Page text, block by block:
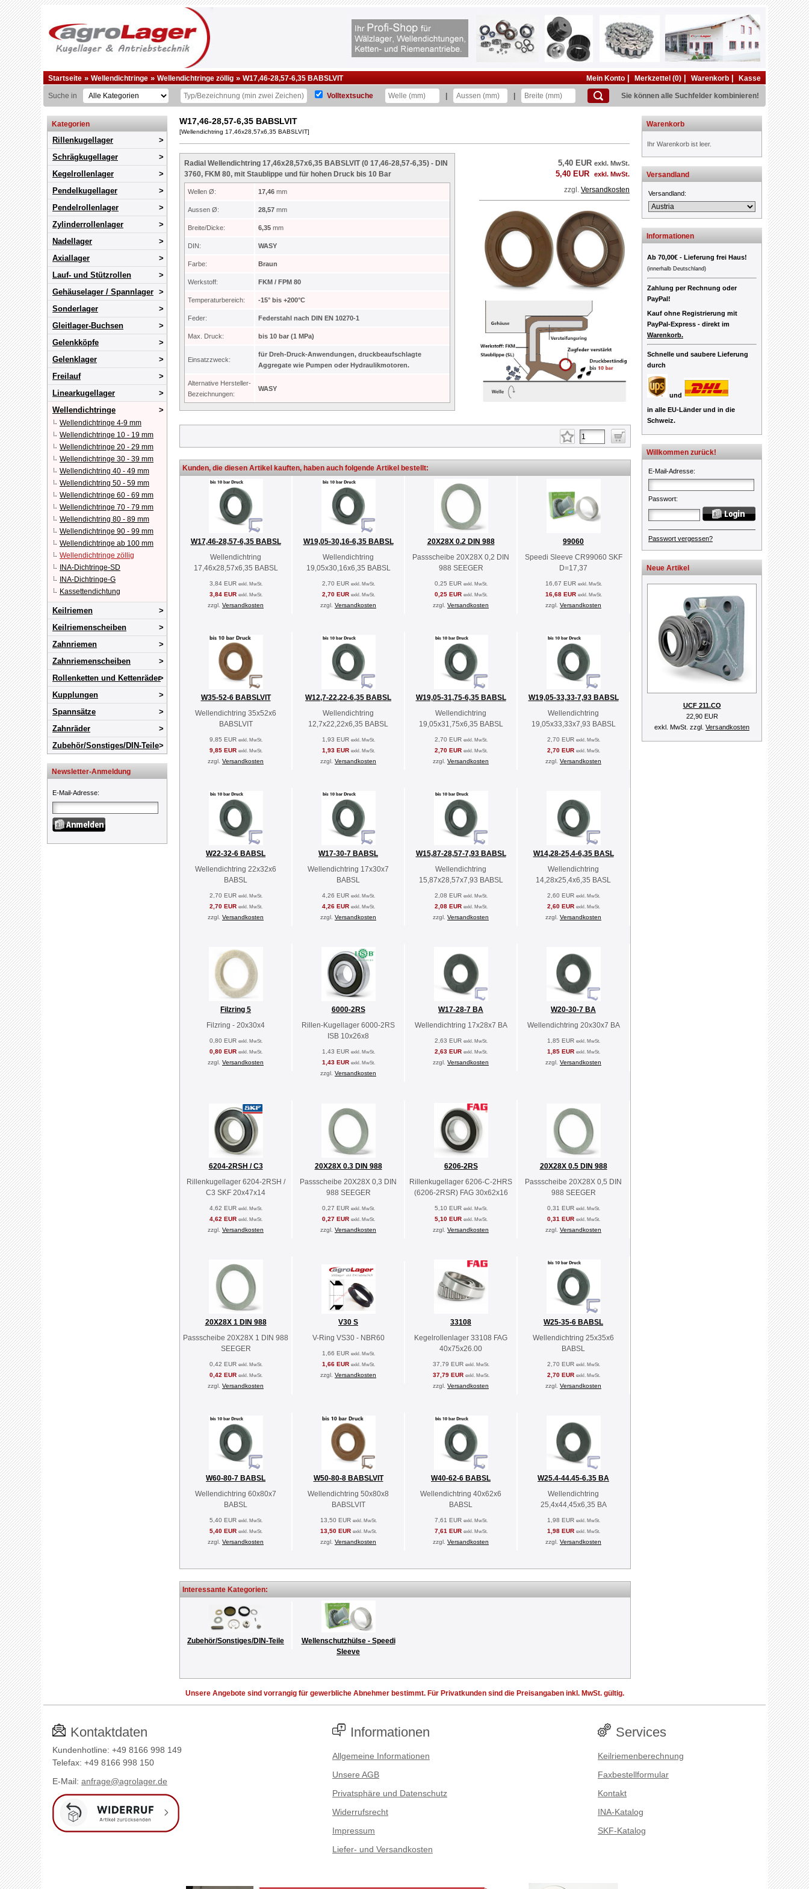
Startseite » Wellendichtringe » Wellendichtringe zöllig » W17,46-28,57-6,35 BABSLVIT Mein Konto Merkzettel (0) Warenkorb Kasse
Suche in Volltextsuche Sie können alle Suchfelder kombinieren!
Kategorien
Rillenkugellager
Schrägkugellager
Kegelrollenlager
Pendelkugellager
Pendelrollenlager
Zylinderrollenlager
Nadellager
Axiallager
Lauf- und Stützrollen
Gehäuselager / Spannlager
Sonderlager
Gleitlager-Buchsen
Gelenkköpfe
Gelenklager
Freilauf
Linearkugellager
Wellendichtringe
Wellendichtringe 4-9 mm
Wellendichtringe 10 - 19 mm
Wellendichtringe 20 - 29 mm
Wellendichtringe 30 - 39 mm
Wellendichtring 40 - 49 mm
Wellendichtring 50 - 59 mm
Wellendichtringe 60 - 69 mm
Wellendichtringe 70 - 79 mm
Wellendichtring 80 - 89 mm
Wellendichtringe 90 - 99 mm
Wellendichtringe ab 100 mm
Wellendichtringe zöllig
INA-Dichtringe-SD
INA-Dichtringe-G
Kassettendichtung
Keilriemen
Keilriemenscheiben
Zahnriemen
Zahnriemenscheiben
Rollenketten und Kettenräder
Kupplungen
Spannsätze
Zahnräder
Zubehör/Sonstiges/DIN-Teile
Newsletter-Anmeldung
E-Mail-Adresse:
W17,46-28,57-6,35 BABSLVIT
[Wellendichtring 17,46x28,57x6,35 BABSLVIT]
Radial Wellendichtring 17,46x28,57x6,35 BABSLVIT (0 17,46-28,57-6,35) - DIN
3760, FKM 80, mit Staublippe und für hohen Druck bis 10 Bar
Wellen Ø: 17,46 mm
Aussen Ø: 28,57 mm
Breite/Dicke: 6,35 mm
DIN: WASY
Farbe: Braun
Werkstoff: FKM / FPM 80
Temperaturbereich: -15° bis +200°C
Feder: Federstahl nach DIN EN 10270-1
Max. Druck: bis 10 bar (1 MPa)
Einsatzzweck:
für Dreh-Druck-Anwendungen, druckbeaufschlagte
Aggregate wie Pumpen oder Hydraulikmotoren.
Alternative Hersteller-
Bezeichnungen:
WASY
5,40 EUR exkl. MwSt.
5,40 EUR exkl. MwSt.
zzgl. Versandkosten
Kunden, die diesen Artikel kauften, haben auch folgende Artikel bestellt:
W17,46-28,57-6,35 BABSL
Wellendichtring
17,46x28,57x6,35 BABSL
3,84 EUR exkl. MwSt.
3,84 EUR exkl. MwSt.
zzgl. Versandkosten
W19,05-30,16-6,35 BABSL
Wellendichtring
19,05x30,16x6,35 BABSL
2,70 EUR exkl. MwSt.
2,70 EUR exkl. MwSt.
zzgl. Versandkosten
20X28X 0.2 DIN 988
Passscheibe 20X28X 0,2 DIN
988 SEEGER
0,25 EUR exkl. MwSt.
0,25 EUR exkl. MwSt.
zzgl. Versandkosten
99060
Speedi Sleeve CR99060 SKF
D=17,37
16,67 EUR exkl. MwSt.
16,68 EUR exkl. MwSt.
zzgl. Versandkosten
W35-52-6 BABSLVIT
Wellendichtring 35x52x6
BABSLVIT
9,85 EUR exkl. MwSt.
9,85 EUR exkl. MwSt.
zzgl. Versandkosten
W12,7-22,22-6,35 BABSL
Wellendichtring
12,7x22,22x6,35 BABSL
1,93 EUR exkl. MwSt.
1,93 EUR exkl. MwSt.
zzgl. Versandkosten
W19,05-31,75-6,35 BABSL
Wellendichtring
19,05x31,75x6,35 BABSL
2,70 EUR exkl. MwSt.
2,70 EUR exkl. MwSt.
zzgl. Versandkosten
W19,05-33,33-7,93 BABSL
Wellendichtring
19,05x33,33x7,93 BABSL
2,70 EUR exkl. MwSt.
2,70 EUR exkl. MwSt.
zzgl. Versandkosten
W22-32-6 BABSL
Wellendichtring 22x32x6
BABSL
2,70 EUR exkl. MwSt.
2,70 EUR exkl. MwSt.
zzgl. Versandkosten
W17-30-7 BABSL
Wellendichtring 17x30x7
BABSL
4,26 EUR exkl. MwSt.
4,26 EUR exkl. MwSt.
zzgl. Versandkosten
W15,87-28,57-7,93 BABSL
Wellendichtring
15,87x28,57x7,93 BABSL
2,08 EUR exkl. MwSt.
2,08 EUR exkl. MwSt.
zzgl. Versandkosten
W14,28-25,4-6,35 BASL
Wellendichtring
14,28x25,4x6,35 BASL
2,60 EUR exkl. MwSt.
2,60 EUR exkl. MwSt.
zzgl. Versandkosten
Filzring 5
Filzring - 20x30x4
0,80 EUR exkl. MwSt.
0,80 EUR exkl. MwSt.
zzgl. Versandkosten
6000-2RS
Rillen-Kugellager 6000-2RS
ISB 10x26x8
1,43 EUR exkl. MwSt.
1,43 EUR exkl. MwSt.
zzgl. Versandkosten
W17-28-7 BA
Wellendichtring 17x28x7 BA
2,63 EUR exkl. MwSt.
2,63 EUR exkl. MwSt.
zzgl. Versandkosten
W20-30-7 BA
Wellendichtring 20x30x7 BA
1,85 EUR exkl. MwSt.
1,85 EUR exkl. MwSt.
zzgl. Versandkosten
6204-2RSH / C3
Rillenkugellager 6204-2RSH /
C3 SKF 20x47x14
4,62 EUR exkl. MwSt.
4,62 EUR exkl. MwSt.
zzgl. Versandkosten
20X28X 0.3 DIN 988
Passscheibe 20X28X 0,3 DIN
988 SEEGER
0,27 EUR exkl. MwSt.
0,27 EUR exkl. MwSt.
zzgl. Versandkosten
6206-2RS
Rillenkugellager 6206-C-2HRS
(6206-2RSR) FAG 30x62x16
5,10 EUR exkl. MwSt.
5,10 EUR exkl. MwSt.
zzgl. Versandkosten
20X28X 0.5 DIN 988
Passscheibe 20X28X 0,5 DIN
988 SEEGER
0,31 EUR exkl. MwSt.
0,31 EUR exkl. MwSt.
zzgl. Versandkosten
20X28X 1 DIN 988
Passscheibe 20X28X 1 DIN 988
SEEGER
0,42 EUR exkl. MwSt.
0,42 EUR exkl. MwSt.
zzgl. Versandkosten
V30 S
V-Ring VS30 - NBR60
1,66 EUR exkl. MwSt.
1,66 EUR exkl. MwSt.
zzgl. Versandkosten
33108
Kegelrollenlager 33108 FAG
40x75x26.00
37,79 EUR exkl. MwSt.
37,79 EUR exkl. MwSt.
zzgl. Versandkosten
W25-35-6 BABSL
Wellendichtring 25x35x6
BABSL
2,70 EUR exkl. MwSt.
2,70 EUR exkl. MwSt.
zzgl. Versandkosten
W60-80-7 BABSL
Wellendichtring 60x80x7
BABSL
5,40 EUR exkl. MwSt.
5,40 EUR exkl. MwSt.
zzgl. Versandkosten
W50-80-8 BABSLVIT
Wellendichtring 50x80x8
BABSLVIT
13,50 EUR exkl. MwSt.
13,50 EUR exkl. MwSt.
zzgl. Versandkosten
W40-62-6 BABSL
Wellendichtring 40x62x6
BABSL
7,61 EUR exkl. MwSt.
7,61 EUR exkl. MwSt.
zzgl. Versandkosten
W25.4-44.45-6.35 BA
Wellendichtring
25,4x44,45x6,35 BA
1,98 EUR exkl. MwSt.
1,98 EUR exkl. MwSt.
zzgl. Versandkosten
Interessante Kategorien:
Zubehör/Sonstiges/DIN-Teile
Wellenschutzhülse - Speedi
Sleeve
Warenkorb
Ihr Warenkorb ist leer.
Versandland
Versandland:
Informationen
Ab 70,00€ - Lieferung frei Haus!
(innerhalb Deutschland)
Zahlung per Rechnung oder
PayPal!
Kauf ohne Registrierung mit
PayPal-Express - direkt im
Warenkorb.
Schnelle und saubere Lieferung
durch
und
in alle EU-Länder und in die
Schweiz.
Willkommen zurück!
E-Mail-Adresse:
Passwort:
Passwort vergessen?
Neue Artikel
UCF 211.CO
22,90 EUR
exkl. MwSt. zzgl. Versandkosten
Unsere Angebote sind vorrangig für gewerbliche Abnehmer bestimmt. Für Privatkunden sind die Preisangaben inkl. MwSt. gültig.
Kontaktdaten
Kundenhotline: +49 8166 998 149
Telefax: +49 8166 998 150
E-Mail: anfrage@agrolager.de
Informationen
Allgemeine Informationen
Unsere AGB
Privatsphäre und Datenschutz
Widerrufsrecht
Impressum
Liefer- und Versandkosten
Services
Keilriemenberechnung
Faxbestellformular
Kontakt
INA-Katalog
SKF-Katalog